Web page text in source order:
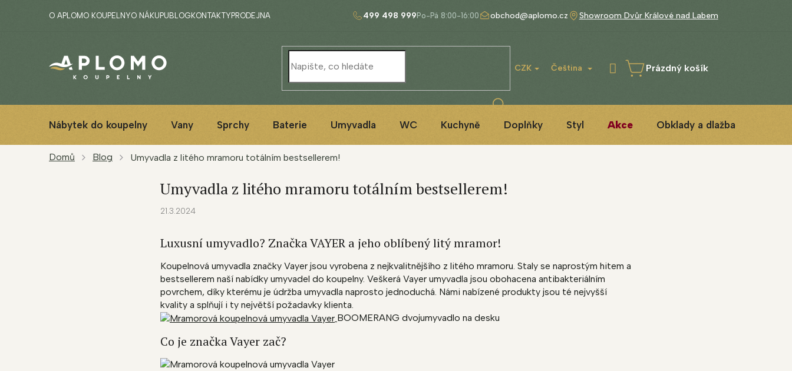
499 498 999 obchod@aplomo.cz Showroom Dvůr Králové nad Labem
O APLOMO KOUPELNYO NÁKUPU BLOG KONTAKTY PRODEJNA
CZK Čeština
NÁKUPNÍ
Prázdný košík
Nábytek do koupelny Vany Sprchy Baterie Umyvadla WC Kuchyně Doplňky Styl Akce Obklady a dlažba
Domů Blog Umyvadla z litého mramoru totálním bestsellerem!
Umyvadla z litého mramoru totálním bestsellerem!
21.3.2024
Luxusní umyvadlo? Značka VAYER a jeho oblíbený litý mramor!
Koupelnová umyvadla značky Vayer jsou vyrobena z nejkvalitnějšího z litého mramoru. Staly se naprostým hitem a
bestsellerem naší nabídky umyvadel do koupelny. Veškerá Vayer umyvadla jsou obohacena antibakteriálním
povrchem, díky kterému je údržba umyvadla naprosto jednoduchá. Námi nabízené produkty jsou té nejvyšší
kvality a splňují i ty největší požadavky klienta.
BOOMERANG dvojumyvadlo na desku
Co je značka Vayer zač?